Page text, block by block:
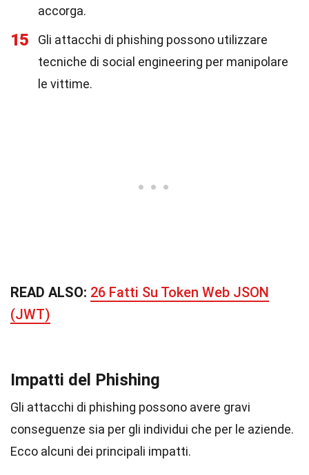
accorga.
15
Gli attacchi di phishing possono utilizzare
tecniche di social engineering per manipolare
le vittime.
READ ALSO: 26 Fatti Su Token Web JSON
(JWT)
Impatti del Phishing
Gli attacchi di phishing possono avere gravi
conseguenze sia per gli individui che per le aziende.
Ecco alcuni dei principali impatti.